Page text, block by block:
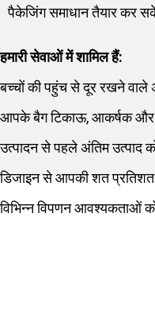
पैकेजिंग समाधान तैयार कर
हमारी सेवाओं में शामिल हैं:
बच्चों की पहुंच से दूर रखने
आपके बैग टिकाऊ, आकर्षक और
उत्पादन से पहले अंतिम उत्पाद
डिजाइन से आपकी शत
विभिन्न विपणन आवश्यकताओं